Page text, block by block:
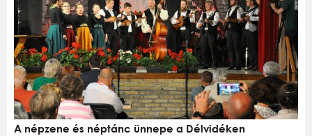
A népzene és néptánc ünnepe a Délvidéken